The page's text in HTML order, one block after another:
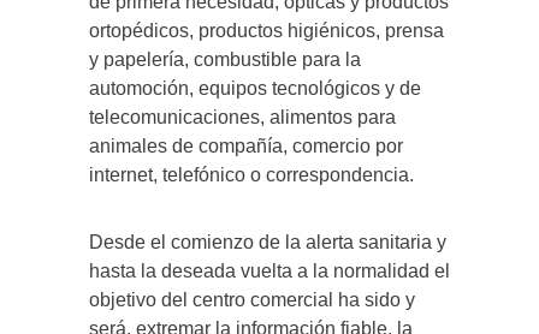
ortopédicos, productos higiénicos, prensa
y papelería, combustible para la
automoción, equipos tecnológicos y de
telecomunicaciones, alimentos para
animales de compañía, comercio por
internet, telefónico o correspondencia.
Desde el comienzo de la alerta sanitaria y
hasta la deseada vuelta a la normalidad el
objetivo del centro comercial ha sido y
será, extremar la información fiable, la